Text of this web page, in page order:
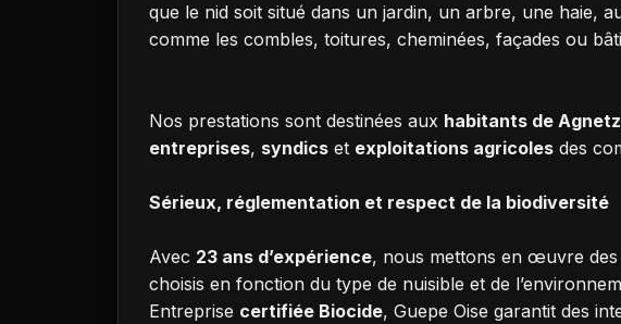
que le nid soit situé dans un jardin, un arbre, une haie,
comme les combles, toitures, cheminées, façades ou
Nos prestations sont destinées aux habitants de Agnetz
entreprises, syndics et exploitations agricoles des
Sérieux, réglementation et respect de la biodiversité
Avec 23 ans d’expérience, nous mettons en œuvre des
choisis en fonction du type de nuisible et de
Entreprise certifiée Biocide, Guepe Oise garantit des